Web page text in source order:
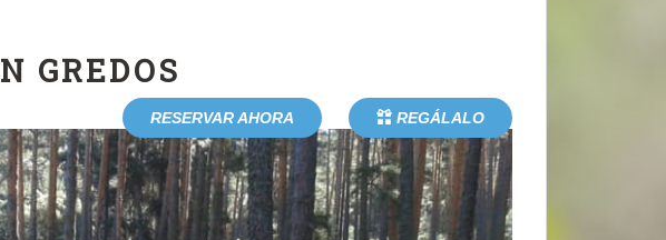
GREDOS
RESERVAR AHORA REGÁLALO